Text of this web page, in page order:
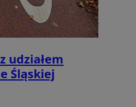
udziałem
Śląskiej